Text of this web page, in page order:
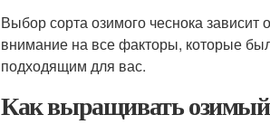
Выбор сорта озимого чеснока
внимание на все факторы, которые
подходящим для вас.
Как выращивать озимый